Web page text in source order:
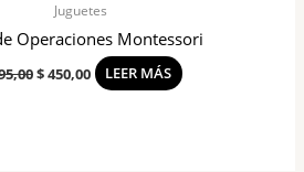
Juguetes
Operaciones Montessori
$450,00 LEER MÁS